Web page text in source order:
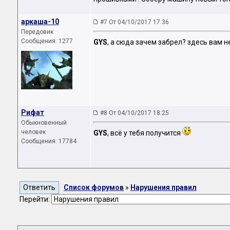
аркаша-10
Передовик
Сообщения: 1277
#7 От 04/10/2017 17:36
GYS, а сюда зачем забрел? здесь вам
Рифат
Обыкновенный
человек
Сообщения: 17784
#8 От 04/10/2017 18:25
GYS, всё у тебя получится
Список форумов » Нарушения правил
Перейти: